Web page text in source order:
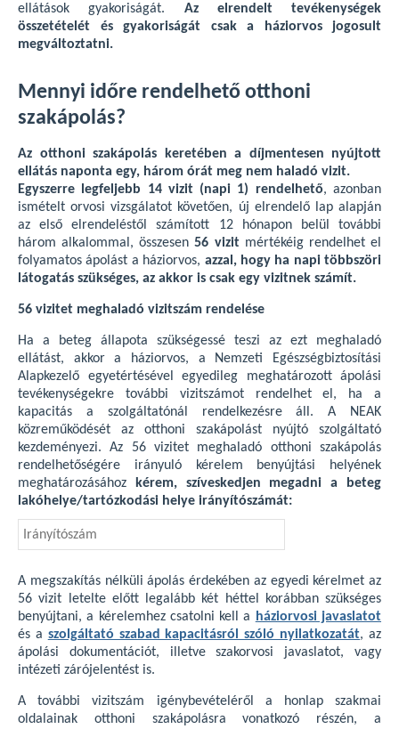
ellátások gyakoriságát. Az elrendelt tevékenységek
összetételét és gyakoriságát csak a háziorvos jogosult
megváltoztatni.
Mennyi időre rendelhető otthoni
szakápolás?
Az otthoni szakápolás keretében a díjmentesen nyújtott
ellátás naponta egy, három órát meg nem haladó vizit.
Egyszerre legfeljebb 14 vizit (napi 1) rendelhető, azonban
ismételt orvosi vizsgálatot követően, új elrendelő lap alapján
az első elrendeléstől számított 12 hónapon belül további
három alkalommal, összesen56 vizitmértékéig rendelhet el
folyamatos ápolást a háziorvos, azzal, hogy ha napi többszöri
látogatás szükséges, az akkor is csak egy vizitnek számít.
56 vizitet meghaladó vizitszám rendelése
Ha a beteg állapota szükségessé teszi az ezt meghaladó
ellátást, akkor a háziorvos, a Nemzeti Egészségbiztosítási
Alapkezelő egyetértésével egyedileg meghatározott ápolási
tevékenységekre további vizitszámot rendelhet el, ha a
kapacitás a szolgáltatónál rendelkezésre áll. A NEAK
közreműködését az otthoni szakápolást nyújtó szolgáltató
kezdeményezi. Az 56 vizitet meghaladó otthoni szakápolás
rendelhetőségére irányuló kérelem benyújtási helyének
meghatározásához
kérem, szíveskedjen megadni a beteg
lakóhelye/tartózkodási helye irányítószámát:
A megszakítás nélküli ápolás érdekében az egyedi kérelmet az
56 vizit letelte előtt legalább két héttel korábban szükséges
benyújtani, a kérelemhez csatolni kell a
háziorvosi javaslatot
és a szolgáltató szabad kapacitásról szóló nyilatkozatát, az
ápolási dokumentációt, illetve szakorvosi javaslatot, vagy
intézeti zárójelentést is.
A további vizitszám igénybevételéről a honlap szakmai
oldalainak otthoni szakápolásra vonatkozó részén, a